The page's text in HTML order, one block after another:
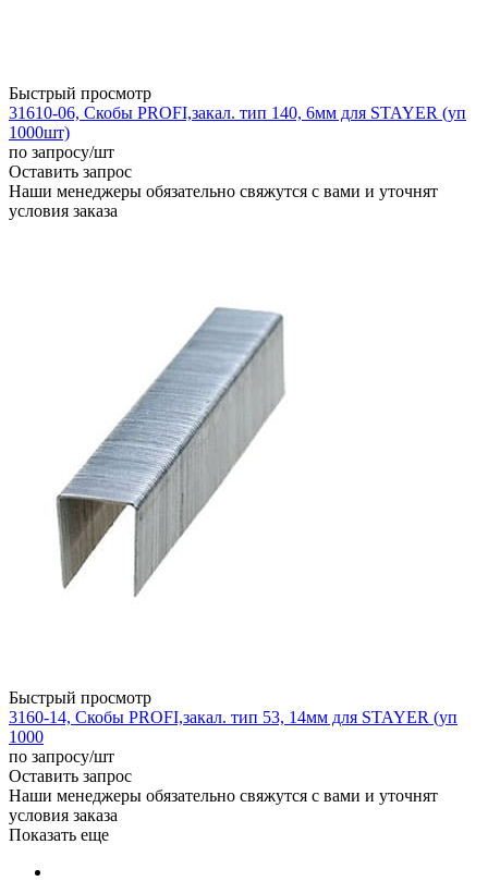
Быстрый просмотр
31610-06, Скобы PROFI,закал. тип 140, 6мм для STAYER (уп
1000шт)
по запросу/шт
Оставить запрос
Наши менеджеры обязательно свяжутся с вами и уточнят
условия заказа
Быстрый просмотр
3160-14, Скобы PROFI,закал. тип 53, 14мм для STAYER (уп
1000
по запросу/шт
Оставить запрос
Наши менеджеры обязательно свяжутся с вами и уточнят
условия заказа
Показать еще